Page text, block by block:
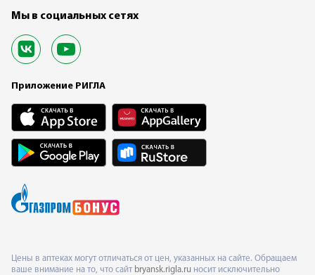
Мы в социальных сетях
Приложение РИГЛА
Цены в аптеках могут отличаться от цен, указанных на сайте. Обращаем
ваше внимание на то, что сайт bryansk.rigla.ru носит исключительно